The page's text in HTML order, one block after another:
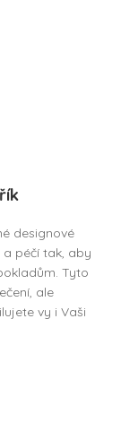
designové
péčí tak, aby
Tyto
ale
vy i Vaši